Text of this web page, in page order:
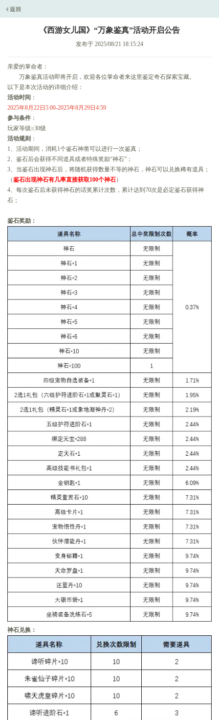
《西游女儿国》“万象鉴真”活动开启公告
发布于 2025/08/21 18:15:24
亲爱的掌命者：
万象鉴真活动即将开启，欢迎各位掌命者来这里鉴定奇石探索宝藏。
以下是本次活动的详细介绍：
活动时间：
2025年8月22日5:00-2025年8月29日4:59
参与条件：
玩家等级≥30级
活动规则 ：
1、活动期间，消耗1个鉴石神凿可以进行一次鉴真；
2、鉴石后会获得不同道具或者特殊奖励“神石”；
3、当鉴石出现神石后，将随机获得数量不等的神石，神石可以兑换稀有道具；
（鉴石出现神石有几率直接获取100个神石）
4、每次鉴石后未获得神石的话奖累计次数，累计达到70次是必定鉴石获得神
石；
鉴石奖励：
神石兑换：